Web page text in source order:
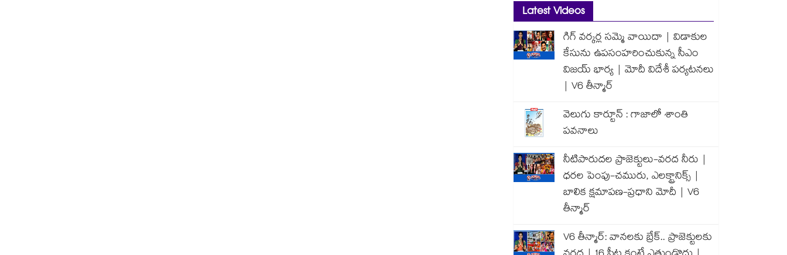
Latest Videos
గిగ్ వర్కర్ల సమ్మె వాయిదా | విడాకుల
కేసును ఉపసంహరించుకున్న సీఎం
విజయ్ భార్య | మోదీ విదేశీ పర్యటనలు
| V6 తీన్మార్
వెలుగు కార్టూన్ : గాజాలో శాంతి
పవనాలు
నీటిపారుదల ప్రాజెక్టులు-వరద నీరు |
ధరల పెంపు-చమురు, ఎలక్ట్రానిక్స్ |
బాలిక క్షమాపణ-ప్రధాని మోదీ | V6
తీన్మార్
V6 తీన్మార్: వానలకు బ్రేక్.. ప్రాజెక్టులకు